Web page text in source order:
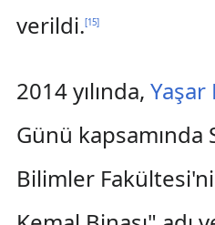
verildi.[15]
2014 yılında, Yaşar
Günü kapsamında
Bilimler